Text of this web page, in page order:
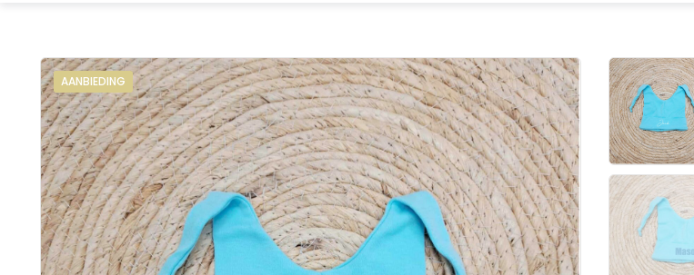
AANBIEDING